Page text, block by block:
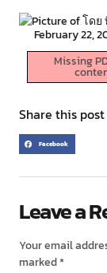
February 22,
Missing
Share this post
Facebook
Leave a
Your email
marked*